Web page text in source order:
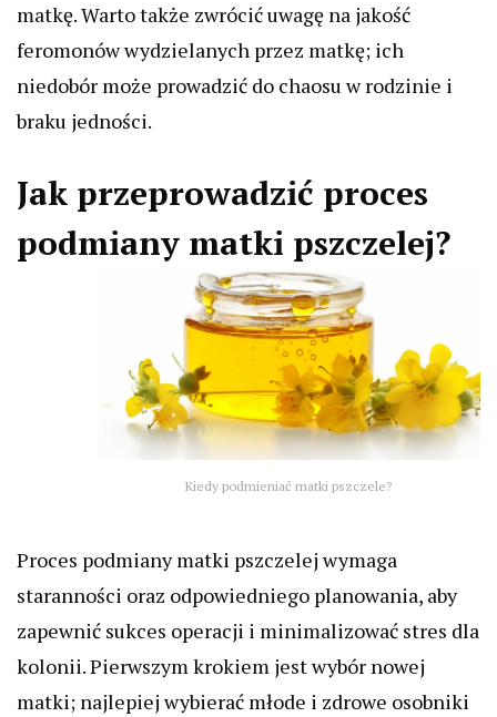
matkę. Warto także zwrócić uwagę na jakość
feromonów wydzielanych przez matkę; ich
niedobór może prowadzić do chaosu w rodzinie i
braku jedności.
Jak przeprowadzić proces
podmiany matki pszczelej?
Kiedy podmieniać matki pszczele?
Proces podmiany matki pszczelej wymaga
staranności oraz odpowiedniego planowania, aby
zapewnić sukces operacji i minimalizować stres dla
kolonii. Pierwszym krokiem jest wybór nowej
matki; najlepiej wybierać młode i zdrowe osobniki